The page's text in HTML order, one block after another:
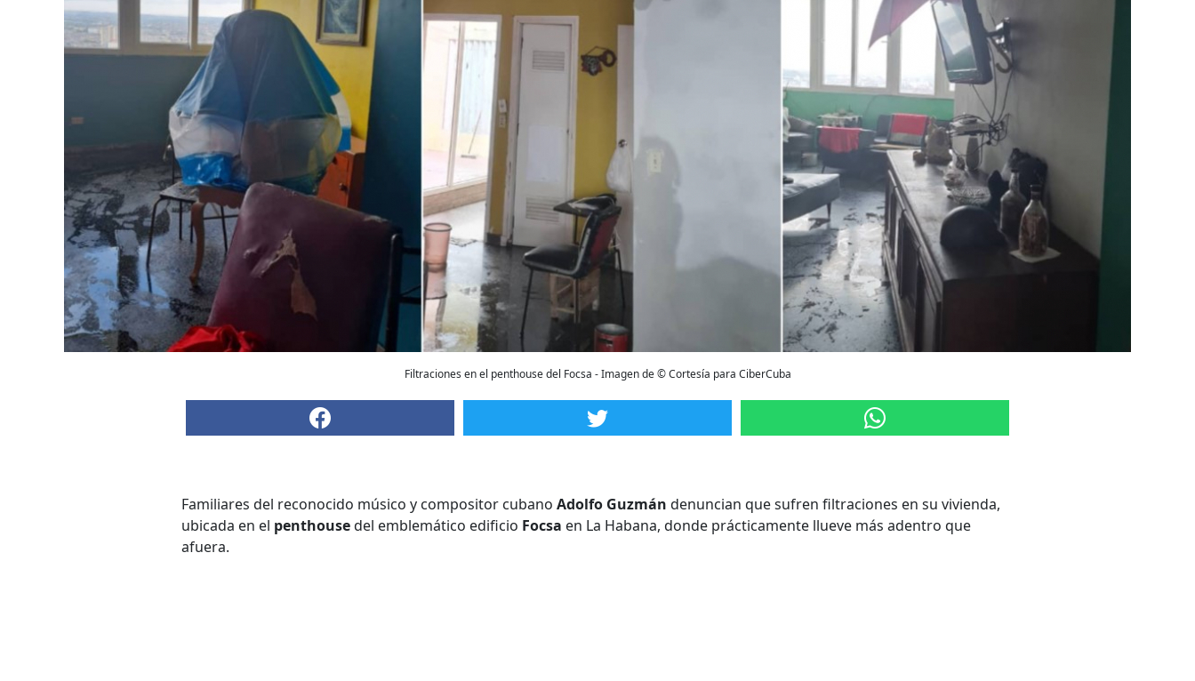
Filtraciones en el penthouse del Focsa - Imagen de © Cortesía para CiberCuba
Familiares del reconocido músico y compositor cubano Adolfo Guzmán denuncian que sufren filtraciones en su vivienda,
ubicada en el penthousedel emblemático edificio Focsa en La Habana, donde prácticamente llueve más adentro que
afuera.